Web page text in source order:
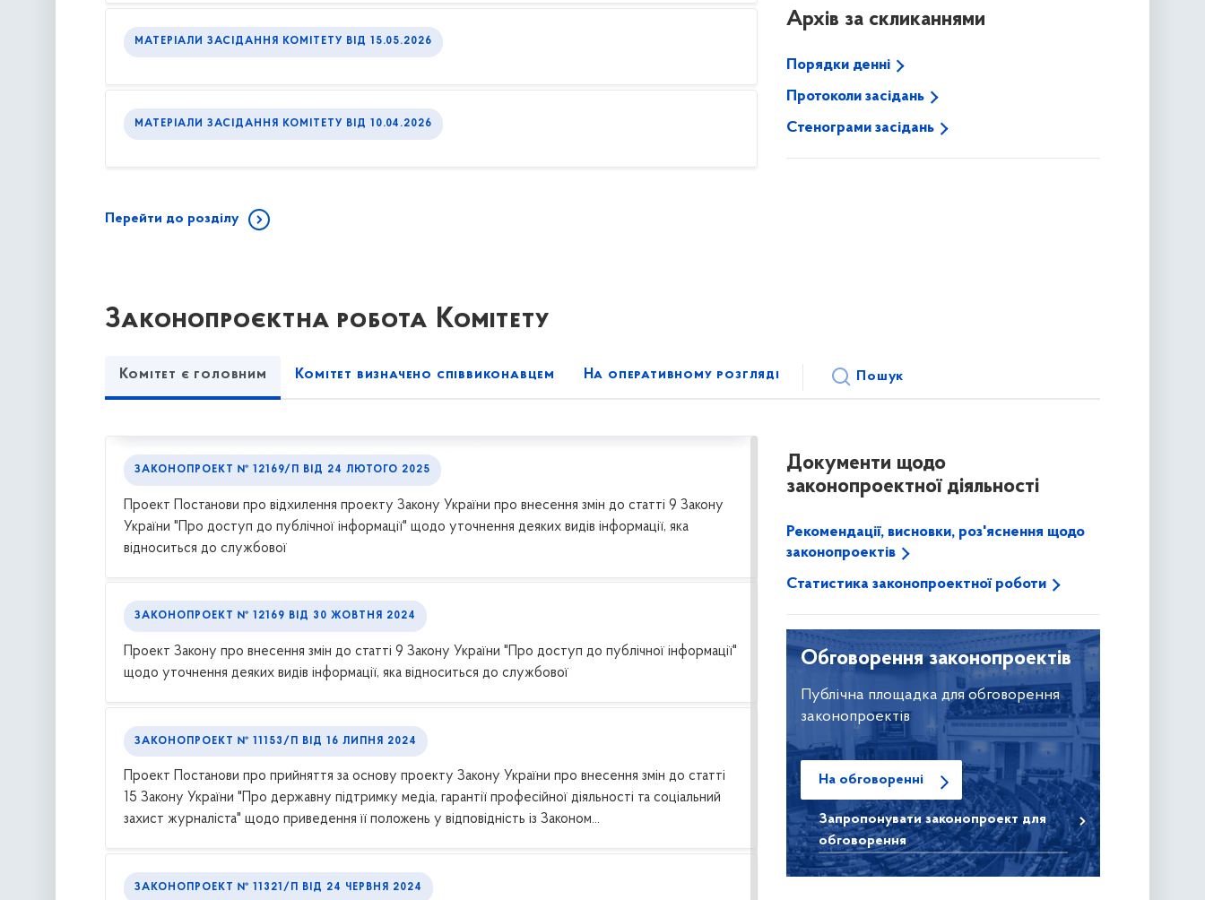
МАТЕРІАЛИ ЗАСІДАННЯ КОМІТЕТУ ВІД 15.05.2026
МАТЕРІАЛИ ЗАСІДАННЯ КОМІТЕТУ ВІД 10.04.2026
Архів за скликаннями
Порядки денні
Протоколи засідань
Стенограми засідань
Перейти до розділу
Законопроєктна робота Комітету
Комітет є головним Комітет визначено співвиконавцем На оперативному розгляді Пошук
ЗАКОНОПРОЕКТ № 12169/П ВІД 24 ЛЮТОГО 2025
Проект Постанови про відхилення проекту Закону України про внесення змін до статті 9 Закону
України "Про доступ до публічної інформації" щодо уточнення деяких видів інформації, яка
відноситься до службової
ЗАКОНОПРОЕКТ № 12169 ВІД 30 ЖОВТНЯ 2024
Проект Закону про внесення змін до статті 9 Закону України "Про доступ до публічної інформації"
щодо уточнення деяких видів інформації, яка відноситься до службової
ЗАКОНОПРОЕКТ № 11153/П ВІД16 ЛИПНЯ 2024
Проект Постанови про прийняття за основу проекту Закону України про внесення змін до статті
15 Закону України "Про державну підтримку медіа, гарантії професійної діяльності та соціальний
захист журналіста" щодо приведення її положень у відповідність із Законом...
ЗАКОНОПРОЕКТ № 11321/П ВІД 24 ЧЕРВНЯ 2024
Документи щодо
законопроектної діяльності
Рекомендації, висновки, роз'яснення щодо
законопроектів
Статистика законопроектної роботи
Обговорення законопроектів
Публічна площадка для обговорення
законопроектів
На обговоренні
Запропонуватизаконопроект для
обговорення